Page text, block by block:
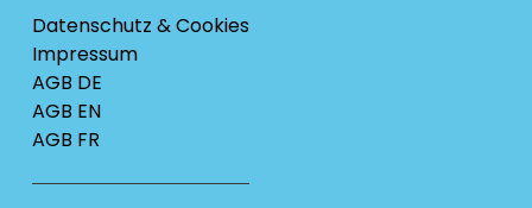
Datenschutz & Cookies
Impressum
AGB DE
AGB EN
AGB FR